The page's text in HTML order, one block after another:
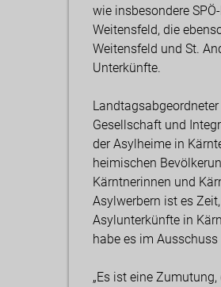
wie insbesondere
Weitensfeld, die
Weitensfeld und St.
Unterkünfte.
Gesellschaft und
der Asylheime in
heimischen
Kärntnerinnen und
Asylwerbern ist es
Asylunterkünfte in
habe es im
„Es ist eine